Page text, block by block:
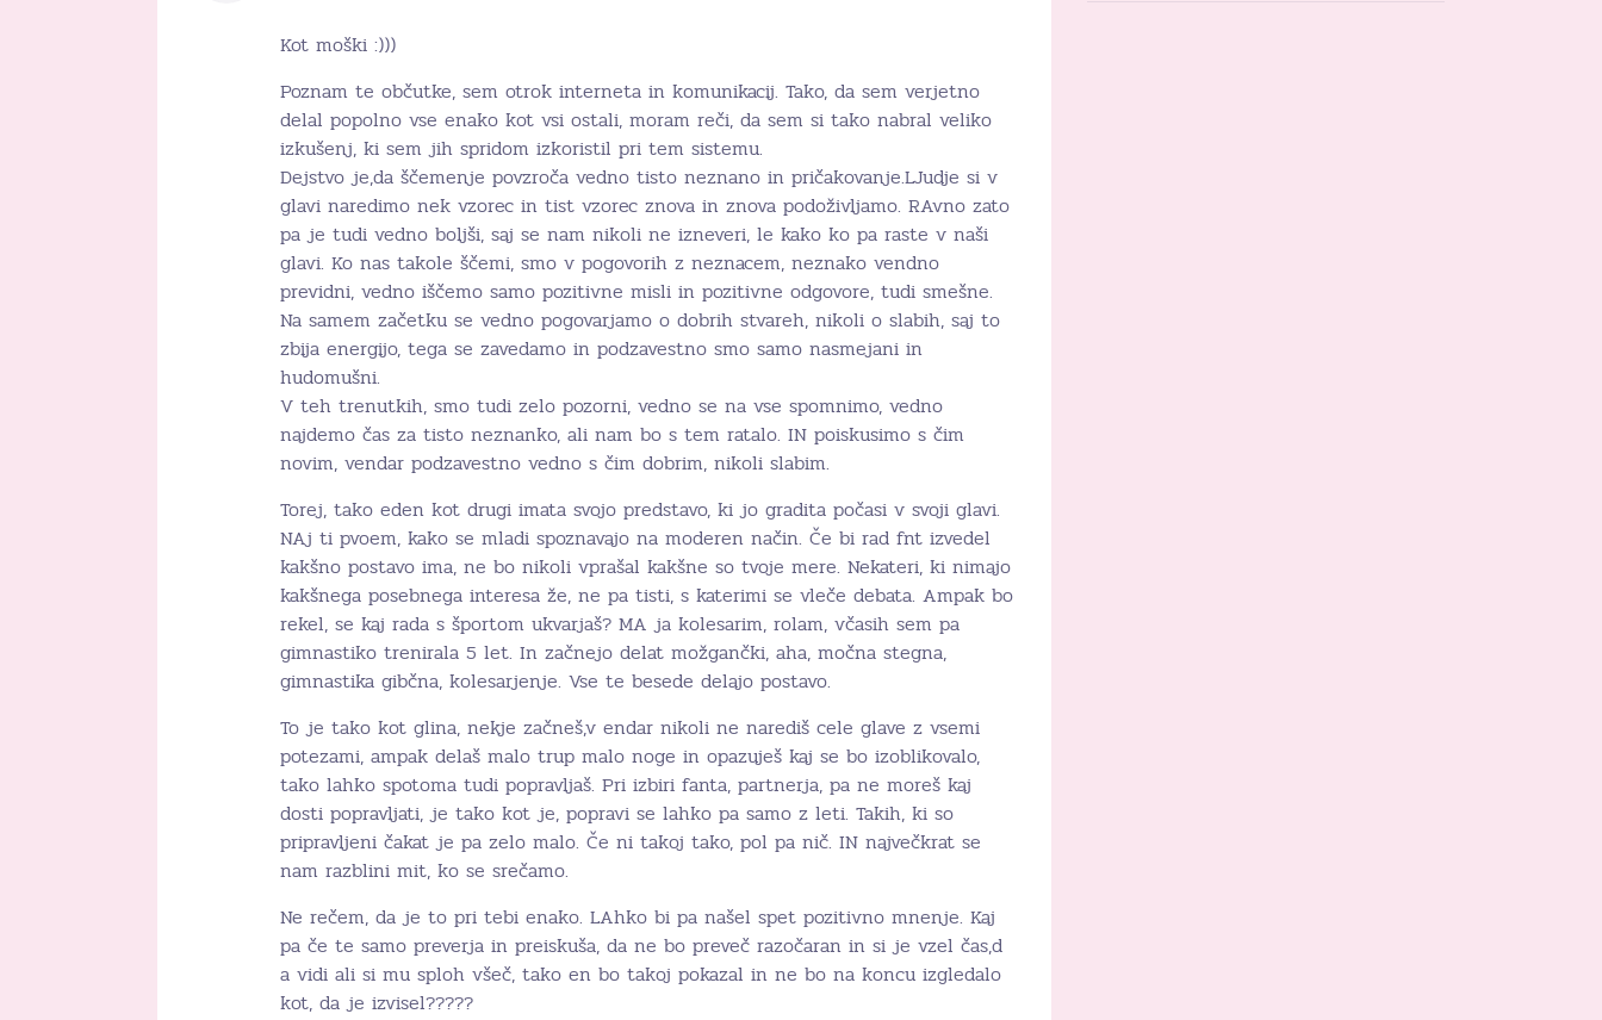
Kot moški :)))
Poznam te občutke, sem otrok interneta in komunikacij. Tako, da sem verjetno
delal popolno vse enako kot vsi ostali, moram reči, da sem si tako nabral veliko
izkušenj, ki sem jih spridom izkoristil pri tem sistemu.
Dejstvo je,da ščemenje povzroča vedno tisto neznano in pričakovanje.LJudje si v
glavi naredimo nek vzorec in tist vzorec znova in znova podoživljamo. RAvno zato
pa je tudi vedno boljši, saj se nam nikoli ne izneveri, le kako ko pa raste v naši
glavi. Ko nas takole ščemi, smo v pogovorih z neznacem, neznako vendno
previdni, vedno iščemo samo pozitivne misli in pozitivne odgovore, tudi smešne.
Na samem začetku se vedno pogovarjamo o dobrih stvareh, nikoli o slabih, saj to
zbija energijo, tega se zavedamo in podzavestno smo samo nasmejani in
hudomušni.
V teh trenutkih, smo tudi zelo pozorni, vedno se na vse spomnimo, vedno
najdemo čas za tisto neznanko, ali nam bo s tem ratalo. IN poiskusimo s čim
novim, vendar podzavestno vedno s čim dobrim, nikoli slabim.
Torej, tako eden kot drugi imata svojo predstavo, ki jo gradita počasi v svoji glavi.
NAj ti pvoem, kako se mladi spoznavajo na moderen način. Če bi rad fnt izvedel
kakšno postavo ima, ne bo nikoli vprašal kakšne so tvoje mere. Nekateri, ki nimajo
kakšnega posebnega interesa že, ne pa tisti, s katerimi se vleče debata. Ampak bo
rekel, se kaj rada s športom ukvarjaš? MA ja kolesarim, rolam, včasih sem pa
gimnastiko trenirala 5 let. In začnejo delat možgančki, aha, močna stegna,
gimnastika gibčna, kolesarjenje. Vse te besede delajo postavo.
To je tako kot glina, nekje začneš,v endar nikoli ne narediš cele glave z vsemi
potezami, ampak delaš malo trup malo noge in opazuješ kaj se bo izoblikovalo,
tako lahko spotoma tudi popravljaš. Pri izbiri fanta, partnerja, pa ne moreš kaj
dosti popravljati, je tako kot je, popravi se lahko pa samo z leti. Takih, ki so
pripravljeni čakat je pa zelo malo. Če ni takoj tako, pol pa nič. IN največkrat se
nam razblini mit, ko se srečamo.
Ne rečem, da je to pri tebi enako. LAhko bi pa našel spet pozitivno mnenje. Kaj
pa če te samo preverja in preiskuša, da ne bo preveč razočaran in si je vzel čas,d
a vidi ali si mu sploh všeč, tako en bo takoj pokazal in ne bo na koncu izgledalo
kot, da je izvisel?????